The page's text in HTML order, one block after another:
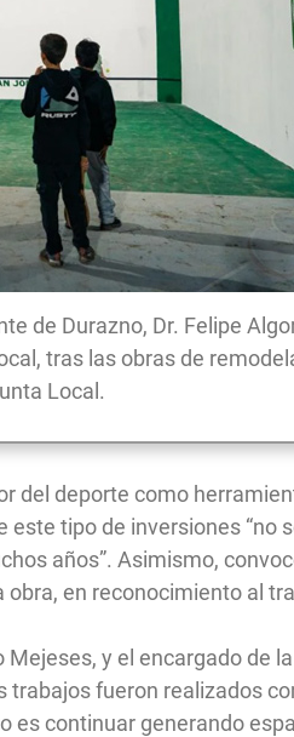
de Durazno, Dr. Felipe
tras las obras de
Local.
del deporte como
tipo de inversiones “no
años”. Asimismo,
en reconocimiento al
y el encargado de
trabajos fueron realizados
es continuar generando